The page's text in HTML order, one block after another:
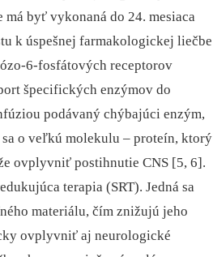
má byť vykonaná do 24. mesiaca
k úspešnej farmakologickej liečbe
6-fosfátových receptorov
špecifických enzýmov do
podávaný chýbajúci enzým,
o veľkú molekulu –⁠ proteín, ktorý
ovplyvniť postihnutie CNS [5, 6].
terapia (SRT). Jedná sa
materiálu, čím znižujú jeho
ovplyvniť aj neurologické